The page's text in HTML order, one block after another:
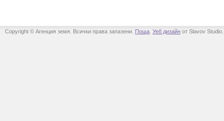
Copyright © Агенция земя. Всички права запазени. Поща Уеб дизайн от Slavov Studio.